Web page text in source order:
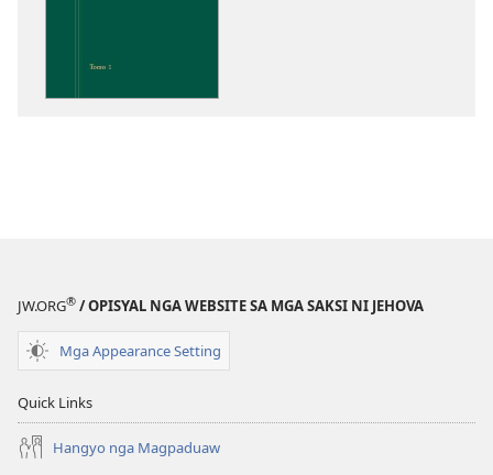
JW.ORG® / OPISYAL NGA WEBSITE SA MGA SAKSI NI JEHOVA
Mga Appearance Setting
Quick Links
Hangyo nga Magpaduaw